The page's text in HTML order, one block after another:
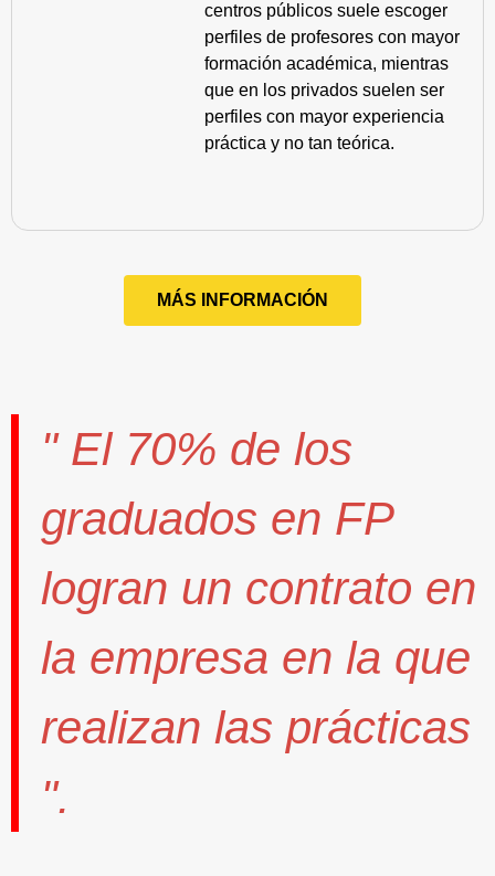
centros públicos suele escoger
perfiles de profesores con mayor
formación académica, mientras
que en los privados suelen ser
perfiles con mayor experiencia
práctica y no tan teórica.
MÁS INFORMACIÓN
" El 70% de los
graduados en FP
logran un contrato en
la empresa en la que
realizan las prácticas
".